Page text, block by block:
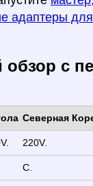
адаптеры
с
Северная
220V.
C.